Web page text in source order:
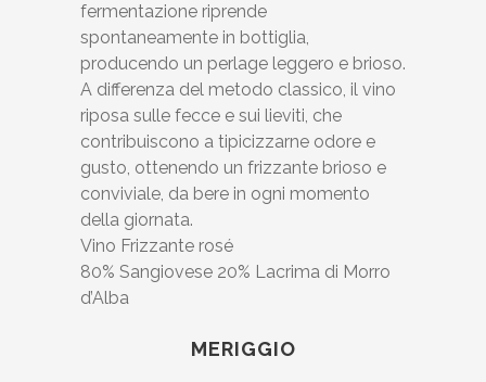
fermentazione riprende
spontaneamente in bottiglia,
producendo un perlage leggero e brioso.
A differenza del metodo classico, il vino
riposa sulle fecce e sui lieviti, che
contribuiscono a tipicizzarne odore e
gusto, ottenendo un frizzante brioso e
conviviale, da bere in ogni momento
della giornata.
Vino Frizzante rosé
80% Sangiovese 20% Lacrima di Morro
d’Alba
MERIGGIO